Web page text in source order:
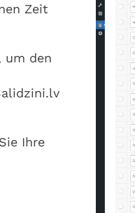
Zeit
um den
Ihre